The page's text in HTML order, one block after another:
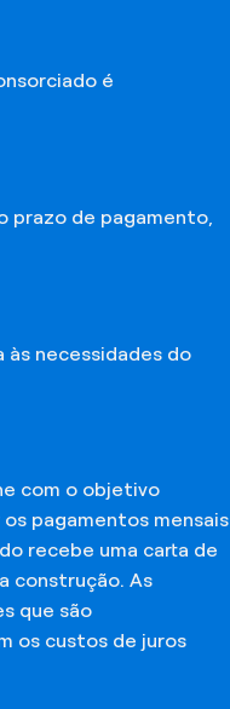
é
prazo de pagamento,
às necessidades do
com o objetivo
pagamentos mensais
recebe uma carta de
construção. As
que são
os custos de juros